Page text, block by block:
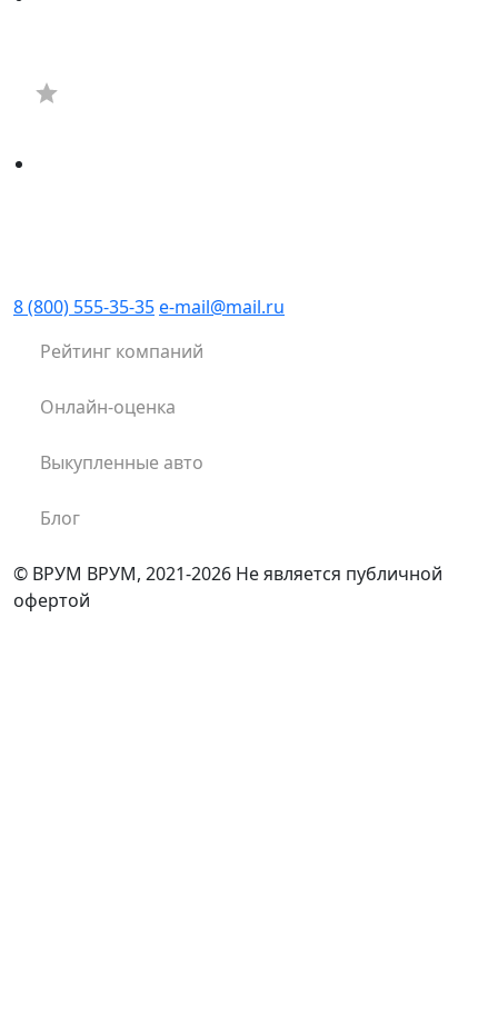
Рейтинг компаний
Онлайн-оценка
Выкупленные авто
Блог
8 (800) 555-35-35e-mail@mail.ru
© ВРУМ ВРУМ, 2021-2026 Не является публичной
офертой